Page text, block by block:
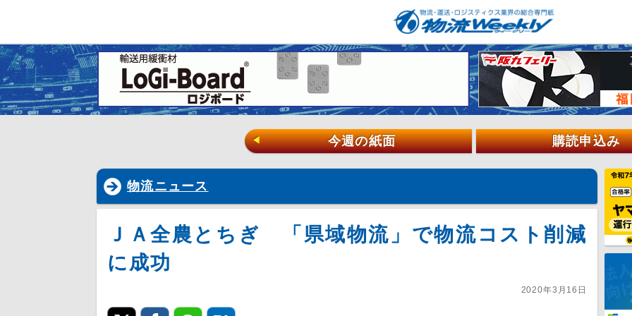
◀ 今週の紙面 購読申込み
物流ニュース
ＪＡ全農とちぎ 「県域物流」で物流コスト削減
に成功
2020年3月16日